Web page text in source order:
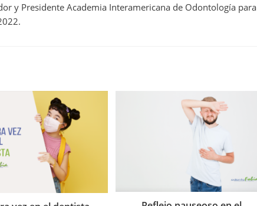
y Presidente Academia Interamericana de Odontología para